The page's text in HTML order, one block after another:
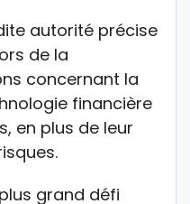
autorité précise
de la
concernant la
financière
en plus de leur
grand défi